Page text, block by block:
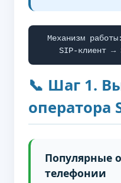
Механизм
SIP-клиент →
📞 Шаг 1.
оператора
Популярные
телефонии